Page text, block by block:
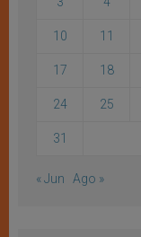
10 11
17 18
24 25
31
« Jun Ago »